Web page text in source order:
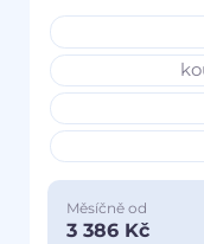
Měsíčně od
3 386 Kč